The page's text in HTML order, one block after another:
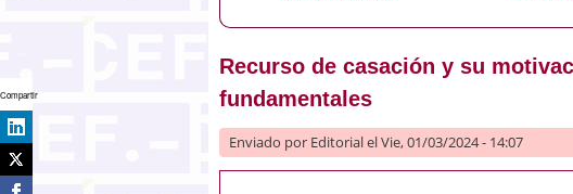
Recurso de casación y su
fundamentales
Enviado por Editorialel Vie, 01/03/2024 - 14:07
Compartir